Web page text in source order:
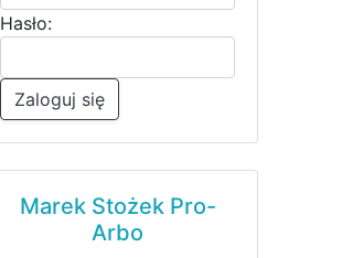
Hasło:
Zaloguj się
Marek Stożek Pro-
Arbo